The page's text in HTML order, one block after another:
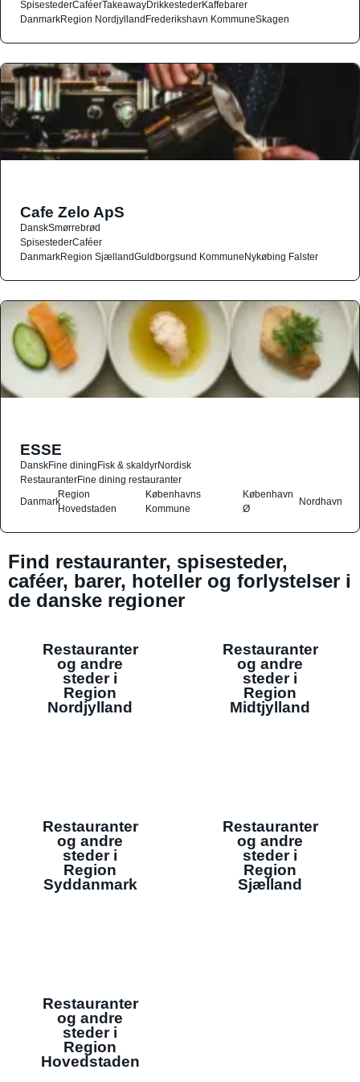
SpisestederCaféerTakeawayDrikkestederKaffebarer
DanmarkRegion NordjyllandFrederikshavn KommuneSkagen
Cafe Zelo ApS
DanskSmørrebrød
SpisestederCaféer
DanmarkRegion SjællandGuldborgsund KommuneNykøbing Falster
ESSE
DanskFine diningFisk & skaldyrNordisk
RestauranterFine dining restauranter
Danmark
Region
Hovedstaden
Københavns
Kommune
København
Ø
Nordhavn
Find restauranter, spisesteder,
caféer, barer, hoteller og forlystelser i
de danske regioner
Restauranter
og andre
steder i
Region
Nordjylland
Restauranter
og andre
steder i
Region
Midtjylland
Restauranter
og andre
steder i
Region
Syddanmark
Restauranter
og andre
steder i
Region
Sjælland
Restauranter
og andre
steder i
Region
Hovedstaden